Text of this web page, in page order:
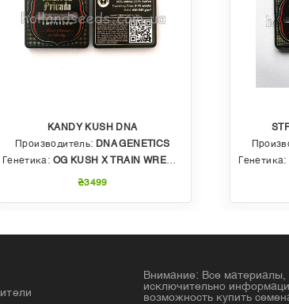
KANDY KUSH DNA
Производитель: DNA GENETICS
Генетика: OG KUSH X TRAIN WRECK (T4)
₴3499
Генетика:
Внимание: Все материалы,
исключительно
возможность купить